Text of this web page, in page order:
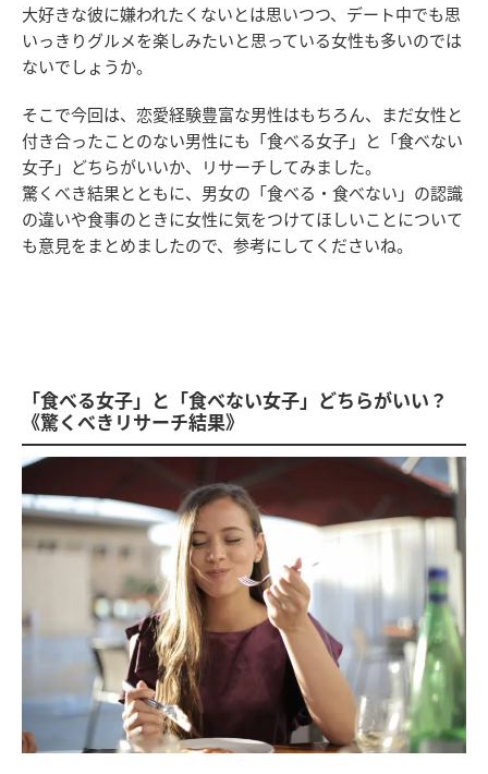
大好きな彼に嫌われたくないとは思いつつ、デート中でも思
いっきりグルメを楽しみたいと思っている女性も多いのでは
ないでしょうか。
そこで今回は、恋愛経験豊富な男性はもちろん、まだ女性と
付き合ったことのない男性にも「食べる女子」と「食べない
女子」どちらがいいか、リサーチしてみました。
驚くべき結果とともに、男女の「食べる・食べない」の認識
の違いや食事のときに女性に気をつけてほしいことについて
も意見をまとめましたので、参考にしてくださいね。
「食べる女子」と「食べない女子」どちらがいい？
《驚くべきリサーチ結果》